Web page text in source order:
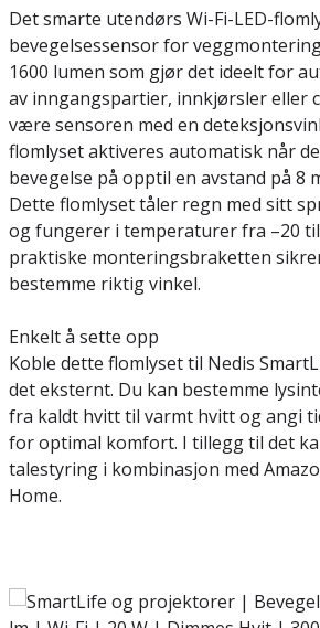
Det smarte utendørs Wi-Fi-LED-
bevegelsessensor for
1600 lumen som gjør det ideelt for
av inngangspartier, innkjørsler eller
være sensoren med en
flomlyset aktiveres automatisk når
bevegelse på opptil en avstand på 8
Dette flomlyset tåler regn med sitt
og fungerer i temperaturer fra –20 til
praktiske monteringsbraketten
bestemme riktig vinkel.
Enkelt å sette opp
Koble dette flomlyset til Nedis
det eksternt. Du kan bestemme
fra kaldt hvitt til varmt hvitt og angi
for optimal komfort. I tillegg til det
talestyring i kombinasjon med
Home.